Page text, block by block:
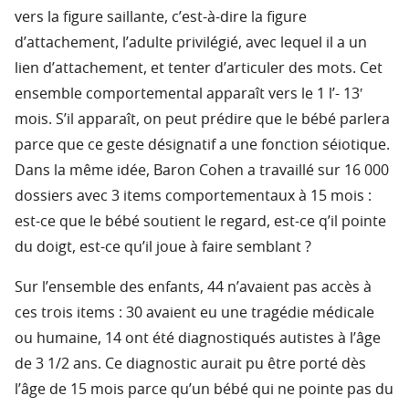
vers la figure saillante, c’est-à-dire la figure
d’attachement, l’adulte privilégié, avec lequel il a un
lien d’attachement, et tenter d’articuler des mots. Cet
ensemble comportemental apparaît vers le 1 l’- 13′
mois. S’il apparaît, on peut prédire que le bébé parlera
parce que ce geste désignatif a une fonction séiotique.
Dans la même idée, Baron Cohen a travaillé sur 16 000
dossiers avec 3 items comportementaux à 15 mois :
est-ce que le bébé soutient le regard, est-ce q’il pointe
du doigt, est-ce qu’il joue à faire semblant ?
Sur l’ensemble des enfants, 44 n’avaient pas accès à
ces trois items : 30 avaient eu une tragédie médicale
ou humaine, 14 ont été diagnostiqués autistes à l’âge
de 3 1/2 ans. Ce diagnostic aurait pu être porté dès
l’âge de 15 mois parce qu’un bébé qui ne pointe pas du